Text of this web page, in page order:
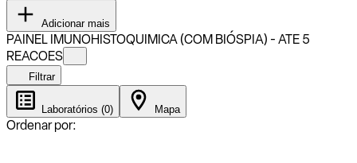
Adicionar mais
PAINEL IMUNOHISTOQUIMICA (COM BIÓSPIA) - ATE 5
REACOES
Filtrar
Laboratórios (0) Mapa
Ordenar por: